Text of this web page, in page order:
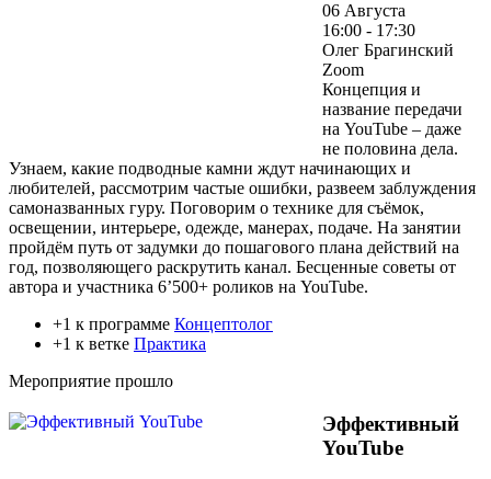
06 Августа
16:00 - 17:30
Олег Брагинский
Zoom
Концепция и
название передачи
на YouTube – даже
не половина дела.
Узнаем, какие подводные камни ждут начинающих и
любителей, рассмотрим частые ошибки, развеем заблуждения
самоназванных гуру. Поговорим о технике для съёмок,
освещении, интерьере, одежде, манерах, подаче. На занятии
пройдём путь от задумки до пошагового плана действий на
год, позволяющего раскрутить канал. Бесценные советы от
автора и участника 6’500+ роликов на YouTube.
+1 к программе Концептолог
+1 к ветке Практика
Мероприятие прошло
Эффективный
YouTube